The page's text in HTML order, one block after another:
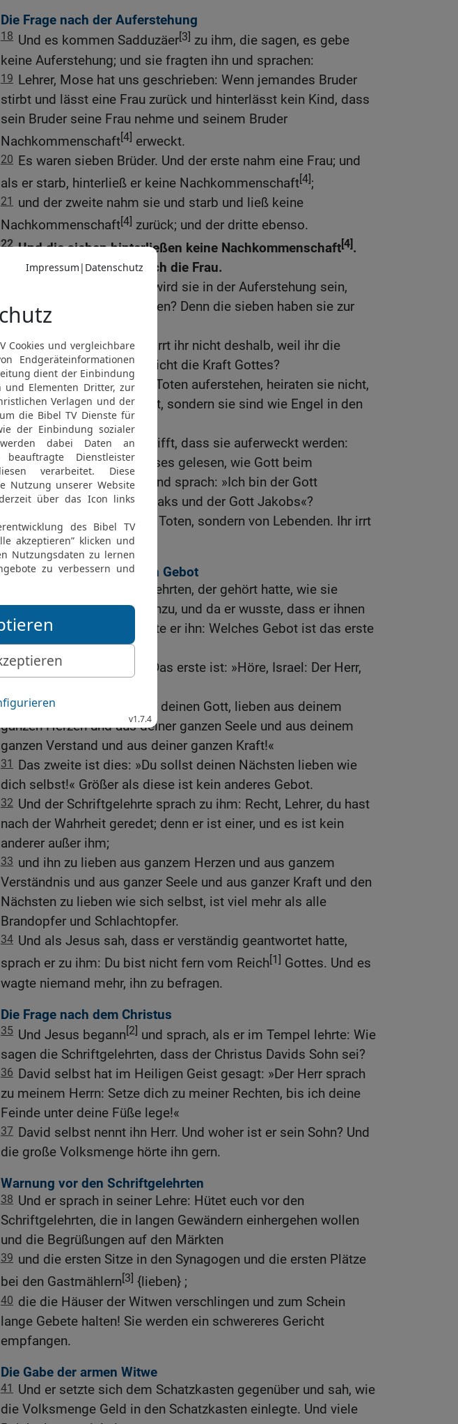
Die Frage nach der Auferstehung
18 Und es kommen Sadduzäer[3] zu ihm, die sagen, es gebe
keine Auferstehung; und sie fragten ihn und sprachen:
19 Lehrer, Mose hat uns geschrieben: Wenn jemandes Bruder
stirbt und lässt eine Frau zurück und hinterlässt kein Kind, dass
sein Bruder seine Frau nehme und seinem Bruder
Nachkommenschaft[4] erweckt.
20 Es waren sieben Brüder. Und der erste nahm eine Frau; und
als er starb, hinterließ er keine Nachkommenschaft[4];
21
und der zweite nahm sie und starb und ließ keine
Nachkommenschaft[4] zurück; und der dritte ebenso.
22 Und die sieben hinterließen keine Nachkommenschaft[4].
Zuletzt von allen starb auch die Frau.
Wessen Frau von allen wird sie in der Auferstehung sein,
wenn sie auferstehen werden? Denn die sieben haben sie zur
Frau gehabt.
24 Jesus sprach zu ihnen: Irrt ihr nicht deshalb, weil ihr die
Schriften nicht kennt und nicht die Kraft Gottes?
25 Denn wenn sie aus den Toten auferstehen, heiraten sie nicht,
noch werden sie verheiratet, sondern sie sind wie Engel in den
Himmeln.
26 Was aber die Toten betrifft, dass sie auferweckt werden:
Habt ihr nicht im Buch Moses gelesen, wie Gott beim
Dornbusch zu ihm redete und sprach: »Ich bin der Gott
Abrahams und der Gott Isaaks und der Gott Jakobs«?
Er ist nicht der Gott von Toten, sondern von Lebenden. Ihr irrt
sehr.
Die Frage nach dem ersten Gebot
Und einer der Schriftgelehrten, der gehört hatte, wie sie
miteinander stritten, trat hinzu, und da er wusste, dass er ihnen
gut geantwortet hatte, fragte er ihn: Welches Gebot ist das erste
von allen?
29 Jesus antwortete ihm: Das erste ist: »Höre, Israel: Der Herr,
30 und du sollst den Herrn, deinen Gott, lieben aus deinem
ganzen Herzen und aus deiner ganzen Seele und aus deinem
ganzen Verstand und aus deiner ganzen Kraft!«
31
Das zweite ist dies: »Du sollst deinen Nächsten lieben wie
dich selbst!« Größer als diese ist kein anderes Gebot.
32 Und der Schriftgelehrte sprach zu ihm: Recht, Lehrer, du hast
nach der Wahrheit geredet; denn er ist einer, und es ist kein
anderer außer ihm;
33 und ihn zu lieben aus ganzem Herzen und aus ganzem
Verständnis und aus ganzer Seele und aus ganzer Kraft und den
Nächsten zu lieben wie sich selbst, ist viel mehr als alle
Brandopfer und Schlachtopfer.
34 Und als Jesus sah, dass er verständig geantwortet hatte,
sprach er zu ihm: Du bist nicht fern vom Reich[1] Gottes. Und es
wagte niemand mehr, ihn zu befragen.
Die Frage nach dem Christus
35 Und Jesus begann[2] und sprach, als er im Tempel lehrte: Wie
sagen die Schriftgelehrten, dass der Christus Davids Sohn sei?
36 David selbst hat im Heiligen Geist gesagt: »Der Herr sprach
zu meinem Herrn: Setze dich zu meiner Rechten, bis ich deine
Feinde unter deine Füße lege!«
37 David selbst nennt ihn Herr. Und woher ist er sein Sohn? Und
die große Volksmenge hörte ihn gern.
Warnung vor den Schriftgelehrten
38 Und er sprach in seiner Lehre: Hütet euch vor den
Schriftgelehrten, die in langen Gewändern einhergehen wollen
und die Begrüßungen auf den Märkten
39 und die ersten Sitze in den Synagogen und die ersten Plätze
bei den Gastmählern[3] {lieben} ;
40 die die Häuser der Witwen verschlingen und zum Schein
lange Gebete halten! Sie werden ein schwereres Gericht
empfangen.
Die Gabe der armen Witwe
41 Und er setzte sich dem Schatzkasten gegenüber und sah, wie
die Volksmenge Geld in den Schatzkasten einlegte. Und viele